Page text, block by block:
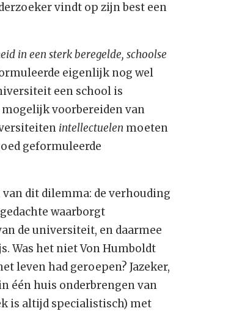
vindt op zijn best een
in een sterk beregelde, schoolse
eigenlijk nog wel
een school is
voorbereiden van
intellectuelen moeten
geformuleerde
dit dilemma: de verhouding
waarborgt
de universiteit, en daarmee
Was het niet Von Humboldt
leven had geroepen? Jazeker,
één huis onderbrengen van
is altijd specialistisch) met